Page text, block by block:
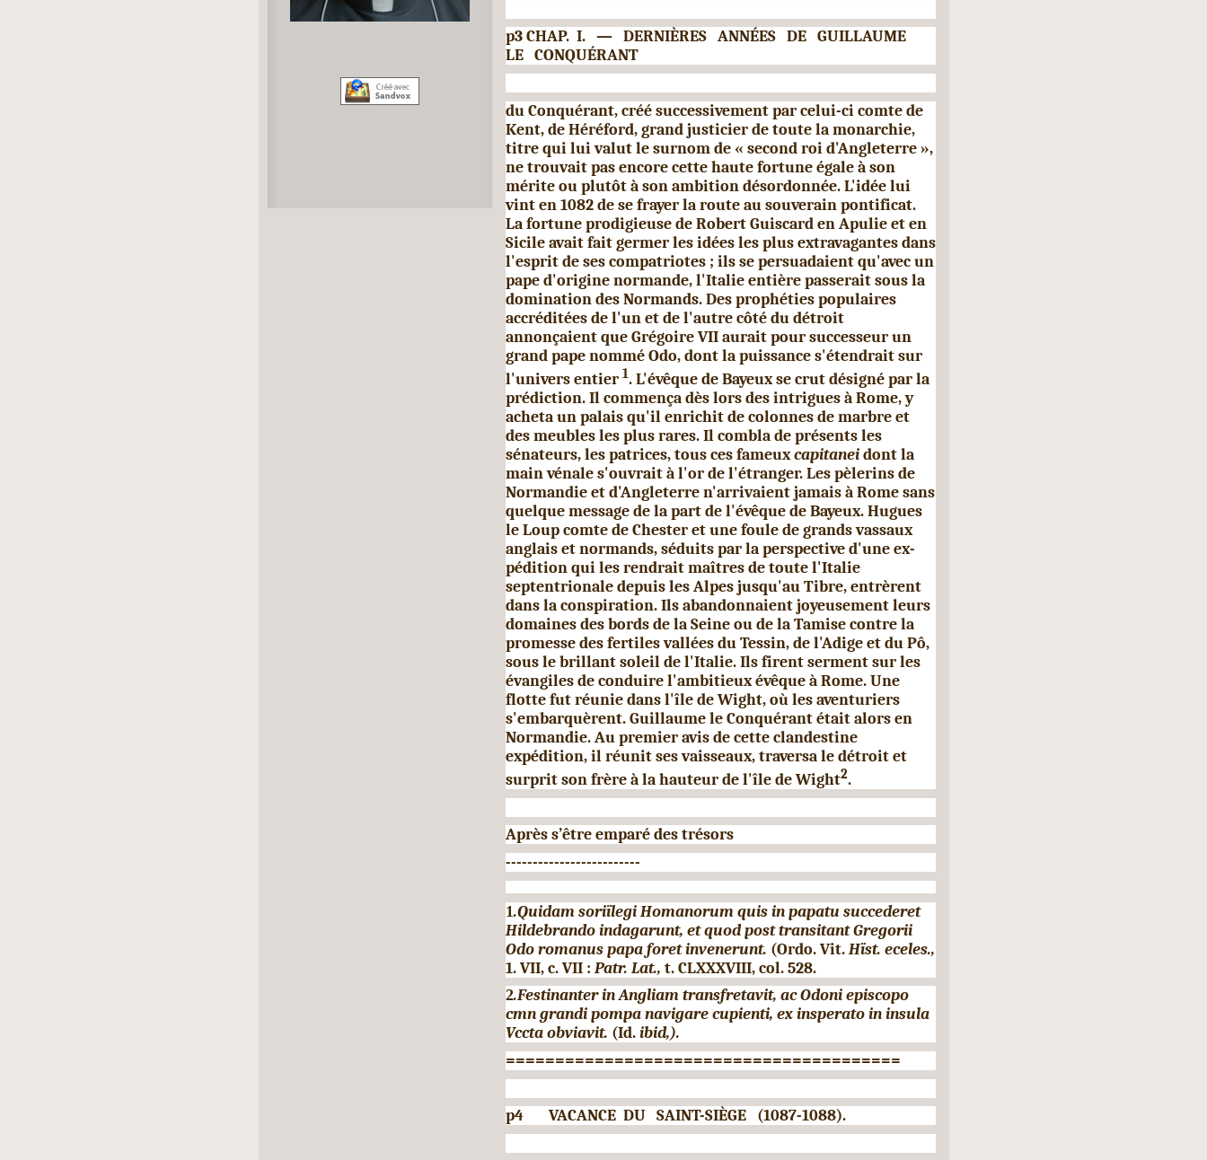
p3 CHAP. I. — DERNIÈRES ANNÉES DE GUILLAUME
LE CONQUÉRANT
du Conquérant, créé successivement par celui-ci comte de
Kent, de Héréford, grand justicier de toute la monarchie,
titre qui lui valut le surnom de « second roi d'Angleterre »,
ne trouvait pas encore cette haute fortune égale à son
mérite ou plutôt à son ambition dé­sordonnée. L'idée lui
vint en 1082 de se frayer la route au souve­rain pontificat.
La fortune prodigieuse de Robert Guiscard en Apulie et en
Sicile avait fait germer les idées les plus extravagantes dans
l'esprit de ses compatriotes ; ils se persuadaient qu'avec un
pape d'origine normande, l'Italie entière passerait sous la
domina­tion des Normands. Des prophéties populaires
accréditées de l'un et de l'autre côté du détroit
annonçaient que GrégoireVIIaurait pour successeur un
grand pape nommé Odo, dont la puissance s'étendrait sur
l'univers entier 1. L'évêque de Bayeux se crut désigné par la
prédiction. Il commença dès lors des intrigues à Rome, y
acheta un palais qu'il enrichit de colonnes de marbre et
des meu­bles les plus rares. Il combla de présents les
sénateurs, les patrices, tous ces fameuxcapitaneidont la
main vénale s'ouvrait à l'or de l'étranger. Les pèlerins de
Normandie et d'Angleterre n'arrivaient jamais à Rome sans
quelque message de la part de l'évêque de Bayeux. Hugues
le Loup comte de Chester et une foule de grands vassaux
anglais et normands, séduits par la perspective d'une ex­
pédition qui les rendrait maîtres de toute l'Italie
septentrionale de­puis les Alpes jusqu'au Tibre, entrèrent
dans la conspiration. Ils abandonnaient joyeusement leurs
domaines des bords de la Seine ou de la Tamise contre la
promesse des fertiles vallées du Tessin, de l'Adige et du Pô,
sous le brillant soleil de l'Italie. Ils firent ser­ment sur les
évangiles de conduire l'ambitieux évêque à Rome. Une
flotte fut réunie dans l'île de Wight, où les aventuriers
s'embarquè­rent. Guillaume le Conquérant était alors en
Normandie. Au pre­mier avis de cette clandestine
expédition, il réunit ses vaisseaux, traversa le détroit et
surprit son frère à la hauteur de l'île de Wight2.
Après s’être emparé des trésors
-------------------------
1.Quidam soriïlegi Homanorum quis in papatu succederet
Hildebrando indagarunt, etquod post transitant Gregorii
Odo romanus papa foret invenerunt. (Ordo. Vit.Hïst. eceles.,
1.VII,c.VII : Patr. Lat., t. CLXXXVIII, col. 528.
2.Festinanter in Angliam transfretavit, ac Odoni episcopo
cmn grandi pompa navigare cupienti, ex insperato in insula
Vccta obviavit. (Id.ibid,).
========================================
p4 VACANCEDU SAINT-SIÈGE (1087-1088).